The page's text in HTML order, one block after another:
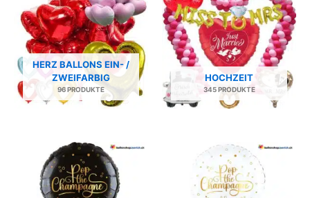
HERZ BALLONS EIN- /
ZWEIFARBIG
96 PRODUKTE
HOCHZEIT
345 PRODUKTE